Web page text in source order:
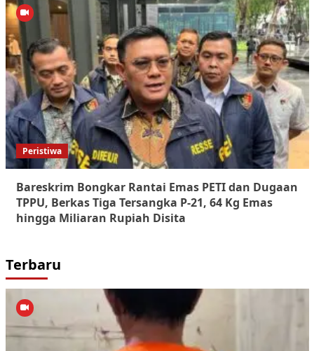
Peristiwa
Bareskrim Bongkar Rantai Emas PETI dan Dugaan
TPPU, Berkas Tiga Tersangka P-21, 64 Kg Emas
hingga Miliaran Rupiah Disita
Terbaru